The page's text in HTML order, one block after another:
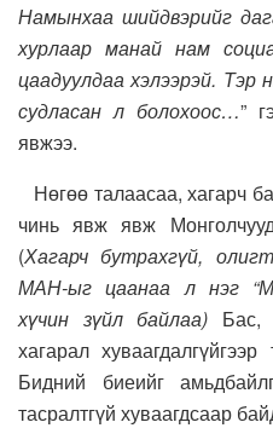
Намынхаа шийдвэрийг
хурлаар манай нам
цаадуулдаа хэлээрэй.
судласан л болохоос…”
явжээ.
Нөгөө талаасаа, хагарч
чинь явж явж
(Хагарч бутрахгүй,
МАН-ыг цаанаа л нэг
хүчин зүйл байлаа) Бас,
хагарал
Бидний биеийг
тасралтгүй хуваагдсаар